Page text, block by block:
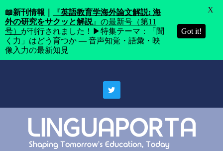
📖新刊情報｜ 『英語教育学海外論文解説: 海
外の研究をサクッと解説』の最新号（第11
号） が刊行されました！▶特集テーマ：「聞
く力」はどう育つか ― 音声知覚・語彙・映
像入力の最新知見
Got it!
X